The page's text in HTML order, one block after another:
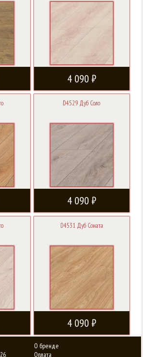
4 090 ₽
D4529 Дуб Соло
4 090 ₽
D4531 Дуб Соната
4 090 ₽
О бренде
Оплата